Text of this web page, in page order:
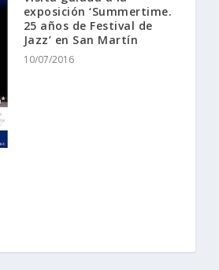
exposición ‘Summertime.
25 años de Festival de
Jazz’ en San Martín
10/07/2016